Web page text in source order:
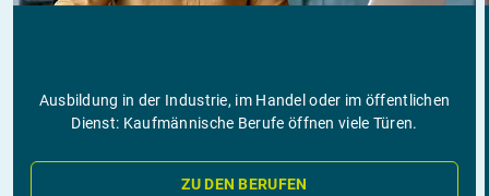
Ausbildung in der Industrie, im Handel oder im öffentlichen
Dienst: Kaufmännische Berufe öffnen viele Türen.
ZU DEN BERUFEN